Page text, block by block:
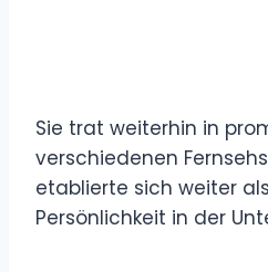
Sie trat weiterhin in
verschiedenen
etablierte sich weiter
Persönlichkeit in der